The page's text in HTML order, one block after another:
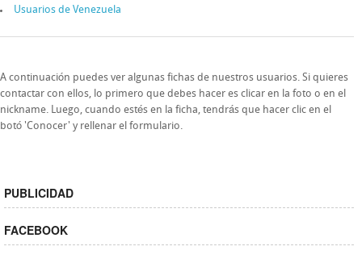
Usuarios de Venezuela
A continuación puedes ver algunas fichas de nuestros usuarios. Si quieres
contactar con ellos, lo primero que debes hacer es clicar en la foto o en el
nickname. Luego, cuando estés en la ficha, tendrás que hacer clic en el
botó 'Conocer' y rellenar el formulario.
PUBLICIDAD
FACEBOOK